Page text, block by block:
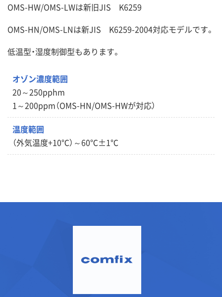
OMS-HW/OMS-LWは新旧JIS K6259
OMS-HN/OMS-LNは新JIS K6259-2004対応モデルです。
低温型・湿度制御型もあります。
オゾン濃度範囲
20～250pphm
1～200ppm（OMS-HN/OMS-HWが対応）
温度範囲
（外気温度+10℃）～60℃±1℃